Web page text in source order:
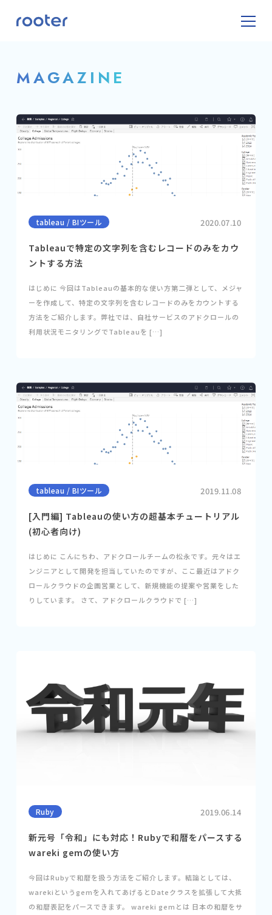
MAGAZINE
tableau / BIツール 2020.07.10
Tableauで特定の文字列を含むレコードのみをカウ
ントする方法
はじめに 今回はTableauの基本的な使い方第二弾として、メジャ
ーを作成して、特定の文字列を含むレコードのみをカウントする
方法をご紹介します。弊社では、自社サービスのアドクロールの
利用状況モニタリングでTableauを […]
tableau / BIツール 2019.11.08
[入門編] Tableauの使い方の超基本チュートリアル
(初心者向け)
はじめに こんにちわ、アドクロールチームの松永です。元々はエ
ンジニアとして開発を担当していたのですが、ここ最近はアドク
ロールクラウドの企画営業として、新規機能の提案や営業をした
りしています。 さて、アドクロールクラウドで […]
Ruby 2019.06.14
新元号「令和」にも対応！Rubyで和暦をパースする
wareki gemの使い方
今回はRubyで和暦を扱う方法をご紹介します。結論としては、
warekiというgemを入れてあげるとDateクラスを拡張して大抵
の和暦表記をパースできます。 wareki gemとは 日本の和暦をサ